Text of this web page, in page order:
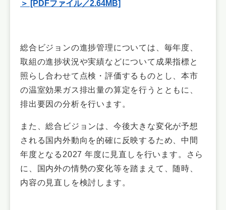
＞ [PDFファイル／2.64MB]
総合ビジョンの進捗管理については、毎年度、
取組の進捗状況や実績などについて成果指標と
照らし合わせて点検・評価するものとし、本市
の温室効果ガス排出量の算定を行うとともに、
排出要因の分析を行います。
また、総合ビジョンは、今後大きな変化が予想
される国内外動向を的確に反映するため、中間
年度となる2027 年度に見直しを行います。さら
に、国内外の情勢の変化等を踏まえて、随時、
内容の見直しを検討します。